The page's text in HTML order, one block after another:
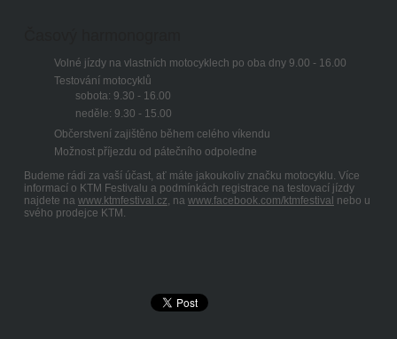
Volné jízdy na vlastních motocyklech po oba dny 9.00 - 16.00
Testování motocyklů
sobota: 9.30 - 16.00
neděle: 9.30 - 15.00
Občerstvení zajištěno během celého víkendu
Možnost příjezdu od pátečního odpoledne
Budeme rádi za vaší účast, ať máte jakoukoliv značku motocyklu. Více
informací o KTM Festivalu a podmínkách registrace na testovací jízdy
najdete na www.ktmfestival.cz, na www.facebook.com/ktmfestival nebo u
svého prodejce KTM.